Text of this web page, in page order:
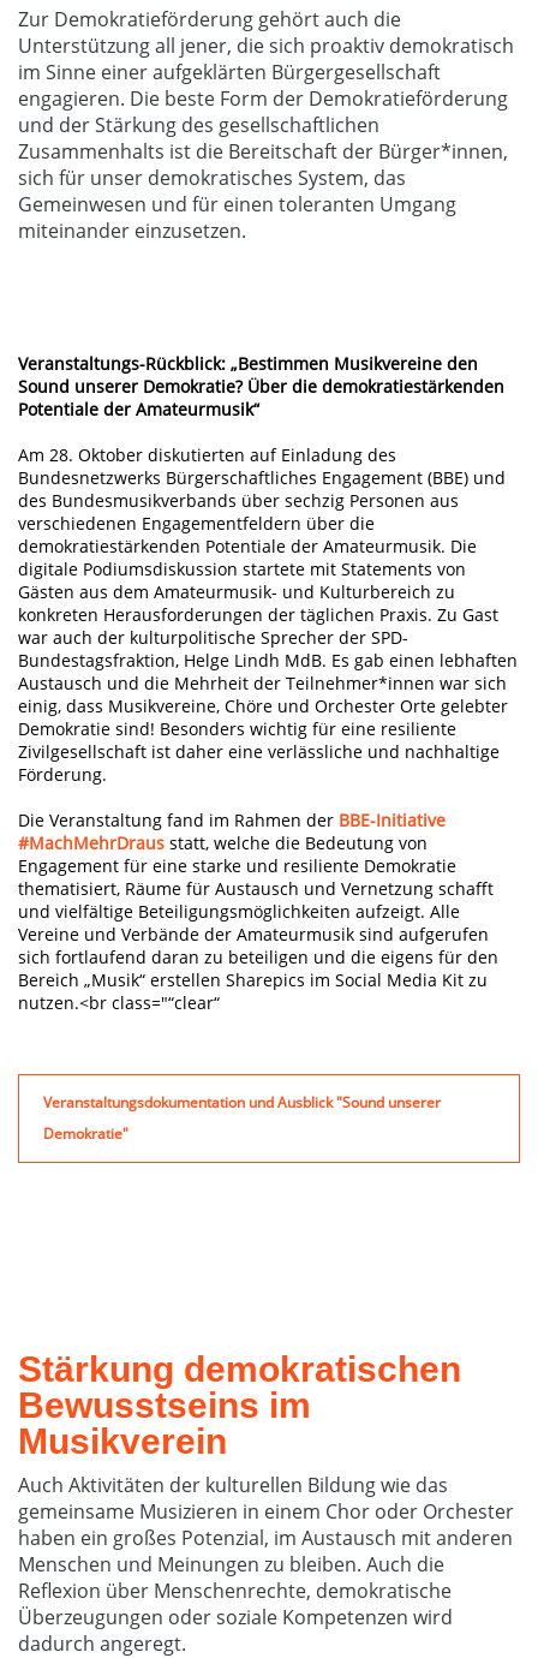
Zur Demokratieförderung gehört auch die
Unterstützung all jener, die sich proaktiv demokratisch
im Sinne einer aufgeklärten Bürgergesellschaft
engagieren. Die beste Form der Demokratieförderung
und der Stärkung des gesellschaftlichen
Zusammenhalts ist die Bereitschaft der Bürger*innen,
sich für unser demokratisches System, das
Gemeinwesen und für einen toleranten Umgang
miteinander einzusetzen.
Veranstaltungs-Rückblick: „Bestimmen Musikvereine den
Sound unserer Demokratie? Über die demokratiestärkenden
Potentiale der Amateurmusik“
Am 28. Oktober diskutierten auf Einladung des
Bundesnetzwerks Bürgerschaftliches Engagement (BBE) und
des Bundesmusikverbands über sechzig Personen aus
verschiedenen Engagementfeldern über die
demokratiestärkenden Potentiale der Amateurmusik. Die
digitale Podiumsdiskussion startete mit Statements von
Gästen aus dem Amateurmusik- und Kulturbereich zu
konkreten Herausforderungen der täglichen Praxis. Zu Gast
war auch der kulturpolitische Sprecher der SPD-
Bundestagsfraktion, Helge Lindh MdB. Es gab einen lebhaften
Austausch und die Mehrheit der Teilnehmer*innen war sich
einig, dass Musikvereine, Chöre und Orchester Orte gelebter
Demokratie sind! Besonders wichtig für eine resiliente
Zivilgesellschaft ist daher eine verlässliche und nachhaltige
Förderung.
Die Veranstaltung fand im Rahmen der BBE-Initiative
#MachMehrDraus statt, welche die Bedeutung von
Engagement für eine starke und resiliente Demokratie
thematisiert, Räume für Austausch und Vernetzung schafft
und vielfältige Beteiligungsmöglichkeiten aufzeigt. Alle
Vereine und Verbände der Amateurmusik sind aufgerufen
sich fortlaufend daran zu beteiligen und die eigens für den
Bereich „Musik“ erstellen Sharepics im Social Media Kit zu
nutzen.<br class="“clear“
Veranstaltungsdokumentation und Ausblick "Sound unserer
Demokratie"
Stärkung demokratischen
Bewusstseins im
Musikverein
Auch Aktivitäten der kulturellen Bildung wie das
gemeinsame Musizieren in einem Chor oder Orchester
haben ein großes Potenzial, im Austausch mit anderen
Menschen und Meinungen zu bleiben. Auch die
Reflexion über Menschenrechte, demokratische
Überzeugungen oder soziale Kompetenzen wird
dadurch angeregt.